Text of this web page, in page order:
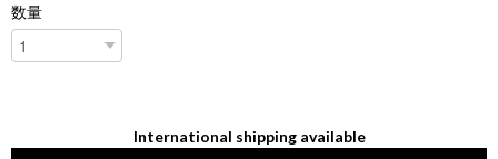
数量
International shipping available